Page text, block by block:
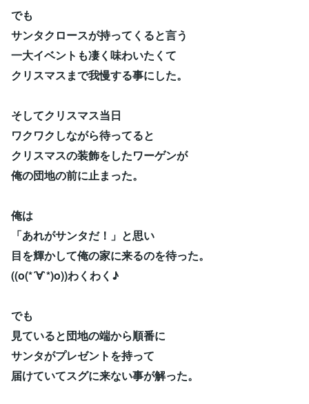
でも
サンタクロースが持ってくると言う
一大イベントも凄く味わいたくて
クリスマスまで我慢する事にした。
そしてクリスマス当日
ワクワクしながら待ってると
クリスマスの装飾をしたワーゲンが
俺の団地の前に止まった。
俺は
「あれがサンタだ！」と思い
目を輝かして俺の家に来るのを待った。
((o(*´∀`*)o))わくわく♪
でも
見ていると団地の端から順番に
サンタがプレゼントを持って
届けていてスグに来ない事が解った。